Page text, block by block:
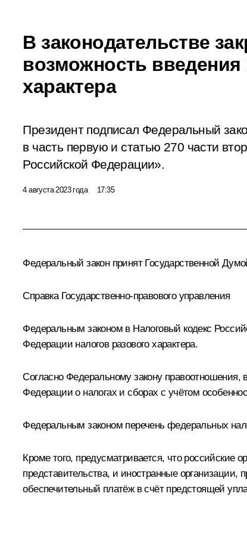
В законодательстве
возможность введения
характера
Президент подписал Федеральный
в часть первую и статью 270 части
Российской Федерации».
4 августа 2023 года 17:35
Федеральный закон принят Государственной
Справка Государственно-правового управления
Федеральным законом в Налоговый кодекс
Федерации налогов разового характера.
Согласно Федеральному закону правоотношения,
Федерации о налогах и сборах с учётом
Федеральным законом перечень федеральных
Кроме того, предусматривается, что российские
представительства, и иностранные
обеспечительный платёж в счёт предстоящей